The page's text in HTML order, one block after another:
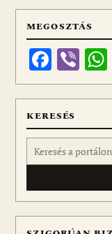
MEGOSZTÁS
KERESÉS
Keresés: